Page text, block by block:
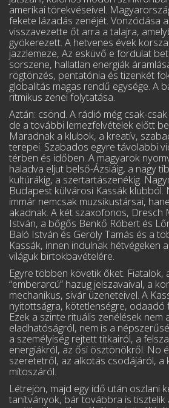
amerikai törekvéseivel.
fekete lázadás zenéjét. Vonzódása
visszavezette őt arra a talajra,
gyökerezett. A hetvenes évek
jazzlemeze, Az esküvő e for­dulat
sorszene, hallatlan energiák
rögtönzés, pentatónia és tizenkét
globalitás magas rendű egysége. A
ritmikus zenei folytatása.
Aztán: csönd. A rádió még csak-
de a további lemezfelvételek előtt
Maradnak a klubok, a kreatív,
terepei. Szabados egyre távolabbi
térben és időben. A magyarok
haladva eljut belső-Ázsiáig, a nagy
kultúrákig, a szertar­tás­zenékig.
Budapest külvárosi Kassák klubból.
immár nemcsak muzsikustársai,
akadnak. A két szaxofonos, Dresch
István, a bőgős Benkő Róbert és
Baló István és Geröly Tamás és a
Kassák, innen indulnak hétvégeken
világuk birtokbavételére.
Egyre többen követik őket. Fiatalok,
“emberarcú” hazug jel­sza­vaival, a
mechanikus, sivár üzeneteivel. A
nyitottságra, kötet­lenségre, odaadó
Ezek a szinte rituális zenélések nem
eladhatóságról, nem is a
a személyiség rejtett titkairól, a
energiákról, az ősi ösztönökről. No
szeretetről, az alkotás csodájáról, a
mítoszáról.
Létrejön, majd egy idő után oszlani
tanítványok, bár továbbra is tisz­telik